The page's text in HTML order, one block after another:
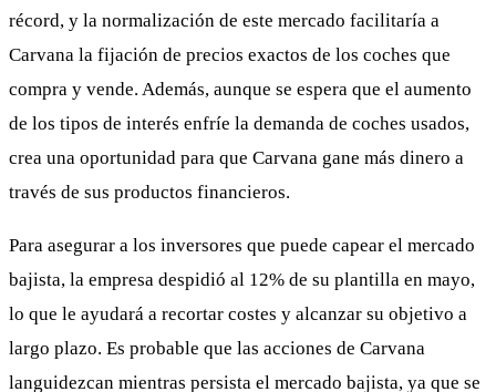
récord, y la normalización de este mercado facilitaría a
Carvana la fijación de precios exactos de los coches que
compra y vende. Además, aunque se espera que el aumento
de los tipos de interés enfríe la demanda de coches usados,
crea una oportunidad para que Carvana gane más dinero a
través de sus productos financieros.
Para asegurar a los inversores que puede capear el mercado
bajista, la empresa despidió al 12% de su plantilla en mayo,
lo que le ayudará a recortar costes y alcanzar su objetivo a
largo plazo. Es probable que las acciones de Carvana
languidezcan mientras persista el mercado bajista, ya que se